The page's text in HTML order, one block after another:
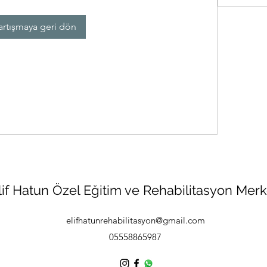
geri dön
Hatun Özel Eğitim ve Rehabilitasyon
elifhatunrehabilitasyon@gmail.com
05558865987